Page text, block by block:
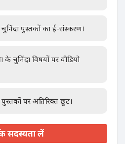
चुनिंदा पुस्तकों का ई-संस्करण।
के चुनिंदा विषयों पर वीडियो
पुस्तकों पर अतिरिक्त छूट।
सदस्यता लें